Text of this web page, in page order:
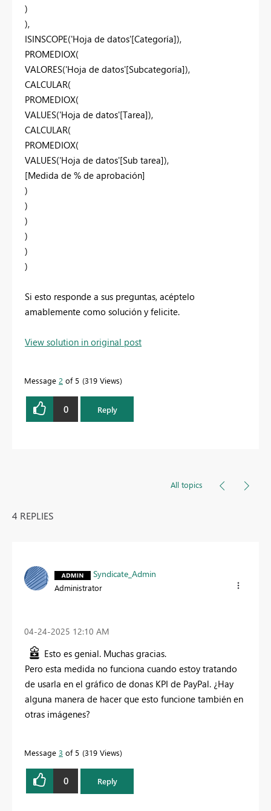
)
),
ISINSCOPE('Hoja de datos'[Categoría]),
PROMEDIOX(
VALORES('Hoja de datos'[Subcategoría]),
CALCULAR(
PROMEDIOX(
VALUES('Hoja de datos'[Tarea]),
CALCULAR(
PROMEDIOX(
VALUES('Hoja de datos'[Sub tarea]),
[Medida de % de aprobación]
)
)
)
)
)
)
Si esto responde a sus preguntas, acéptelo
amablemente como solución y felicite.
View solution in original post
Message 2 of 5 319 Views
0 Reply
All topics
4 REPLIES
Syndicate_Admin
Administrator
‎04-24-2025 12:10 AM
Esto es genial. Muchas gracias.
Pero esta medida no funciona cuando estoy tratando
de usarla en el gráfico de donas KPI de PayPal. ¿Hay
alguna manera de hacer que esto funcione también en
otras imágenes?
Message 3 of 5 319 Views
0 Reply